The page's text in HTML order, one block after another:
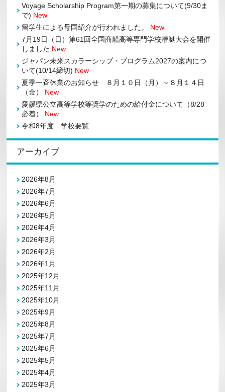
Voyage Scholarship Program第一期の募集について(9/30ま
で) New
留学生による母国紹介が行われました。 New
7月19日（日）第61回全国商船高等専門学校漕艇大会を開催
しました New
ジャパン未来スカラーシップ・プログラム2027の案内につ
いて(10/14締切) New
夏季一斉休業のお知らせ ８月１０日（月）～８月１４日
（金） New
愛媛県公立高等学校等奨学のための給付金について（8/28
必着） New
令和8年度 学校要覧
アーカイブ
2026年8月
2026年7月
2026年6月
2026年5月
2026年4月
2026年3月
2026年2月
2026年1月
2025年12月
2025年11月
2025年10月
2025年9月
2025年8月
2025年7月
2025年6月
2025年5月
2025年4月
2025年3月